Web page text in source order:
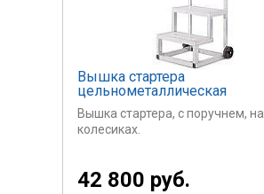
Вышка стартера
цельнометаллическая
Вышка стартера, с поручнем, на
колесиках.
окрашивание.
42 800 руб.